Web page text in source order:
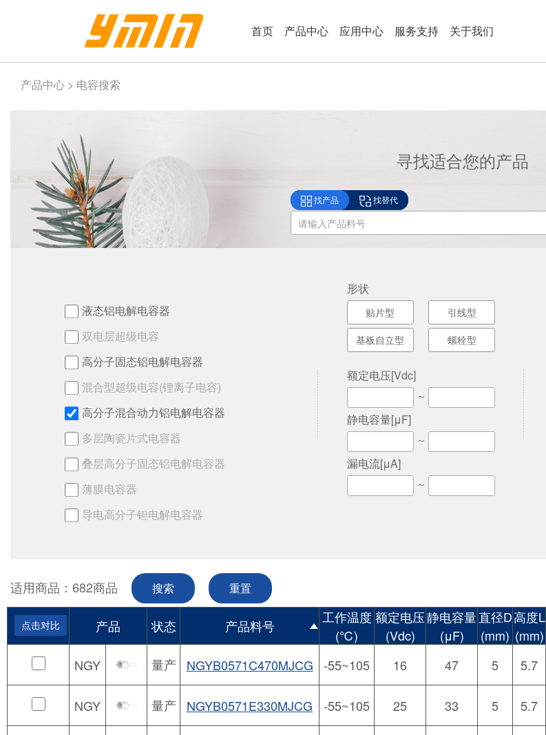
首页 产品中心 应用中心 服务支持 关于我们
产品中心 > 电容搜索
寻找适合您的产品
找产品 找替代
液态铝电解电容器
双电层超级电容
高分子固态铝电解电容器
混合型超级电容(锂离子电容)
高分子混合动力铝电解电容器
多层陶瓷片式电容器
叠层高分子固态铝电解电容器
薄膜电容器
导电高分子钽电解电容器
形状
贴片型
引线型
基板自立型
螺栓型
额定电压[Vdc]
～
静电容量[μF]
～
漏电流[μA]
～
适用商品： 682商品 搜索 重置
点击对比 产品 状态 产品料号
工作温度
(℃)
额定电压
(Vdc)
静电容量
(μF)
直径D
(mm)
高度L
(mm)
NGY 量产 NGYB0571C470MJCG -55~105 16 47 5 5.7
NGY 量产 NGYB0571E330MJCG -55~105 25 33 5 5.7